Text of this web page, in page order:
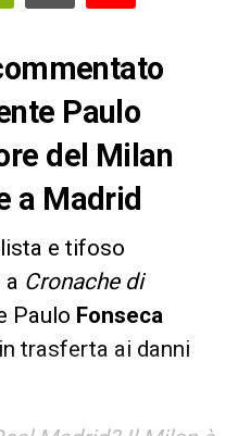
Paulo
del Milan
a Madrid
e tifoso
a Cronache di
Paulo Fonseca
trasferta ai danni